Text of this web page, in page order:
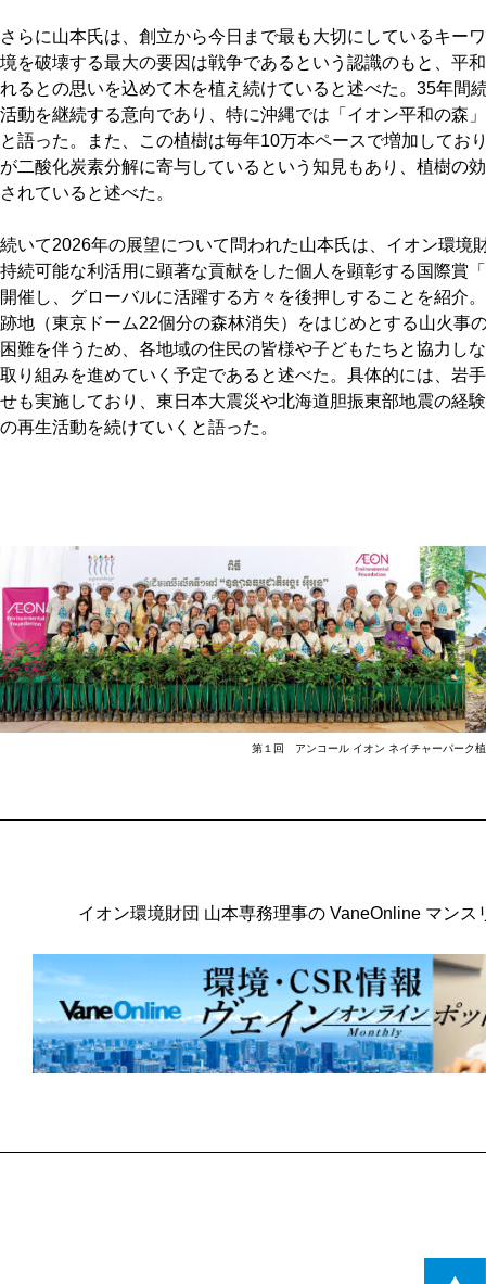
さらに山本氏は、創立から今日まで最も大切にしているキー
境を破壊する最大の要因は戦争であるという認識のもと、平
れるとの思いを込めて木を植え続けていると述べた。35年間
活動を継続する意向であり、特に沖縄では「イオン平和の森
と語った。また、この植樹は毎年10万本ペースで増加してお
が二酸化炭素分解に寄与しているという知見もあり、植樹の
されていると述べた。
続いて2026年の展望について問われた山本氏は、イオン環境
持続可能な利活用に顕著な貢献をした個人を顕彰する国際賞
開催し、グローバルに活躍する方々を後押しすることを紹介
跡地（東京ドーム22個分の森林消失）をはじめとする山火事
困難を伴うため、各地域の住民の皆様や子どもたちと協力し
取り組みを進めていく予定であると述べた。具体的には、岩
せも実施しており、東日本大震災や北海道胆振東部地震の経
の再生活動を続けていくと語った。
第１回 アンコール イオン ネイチャーパーク
イオン環境財団 山本専務理事の VaneOnline マンス